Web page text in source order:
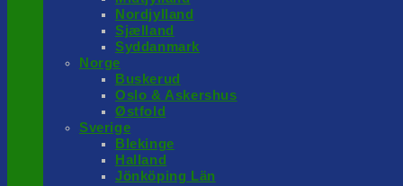
Nordjylland
Sjælland
Syddanmark
Norge
Buskerud
Oslo & Askershus
Østfold
Sverige
Blekinge
Halland
Jönköping Län